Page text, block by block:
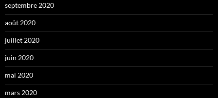
septembre 2020
août 2020
juillet 2020
juin 2020
mai 2020
mars 2020